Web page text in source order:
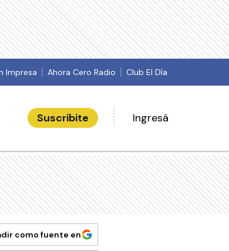
Impresa Ahora Cero Radio Club El Día
Suscribite Ingresá
como fuente en